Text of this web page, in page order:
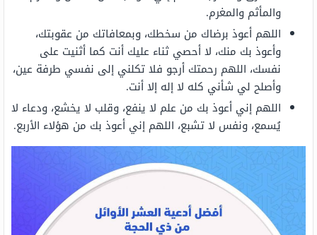
والمأثم والمغرم.
اللهم أعوذ برضاك من سخطك، وبمعافاتك من عقوبتك،
وأعوذ بك منك، لا أحصي ثناء عليك أنت كما أثنيت على
نفسك، اللهم رحمتك أرجو فلا تكلني إلى نفسي طرفة عين،
وأصلح لي شأني كله لا إله إلا أنت.
اللهم إني أعوذ بك من علم لا ينفع، وقلب لا يخشع، ودعاء لا
يُسمع، ونفس لا تشبع، اللهم إني أعوذ بك من هؤلاء الأربع.